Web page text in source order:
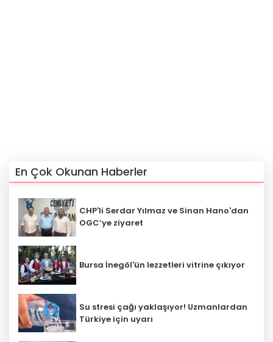
En Çok Okunan Haberler
CHP'li Serdar Yılmaz ve Sinan Hano'dan
OGC’ye ziyaret
Bursa İnegöl'ün lezzetleri vitrine çıkıyor
Su stresi çağı yaklaşıyor! Uzmanlardan
Türkiye için uyarı